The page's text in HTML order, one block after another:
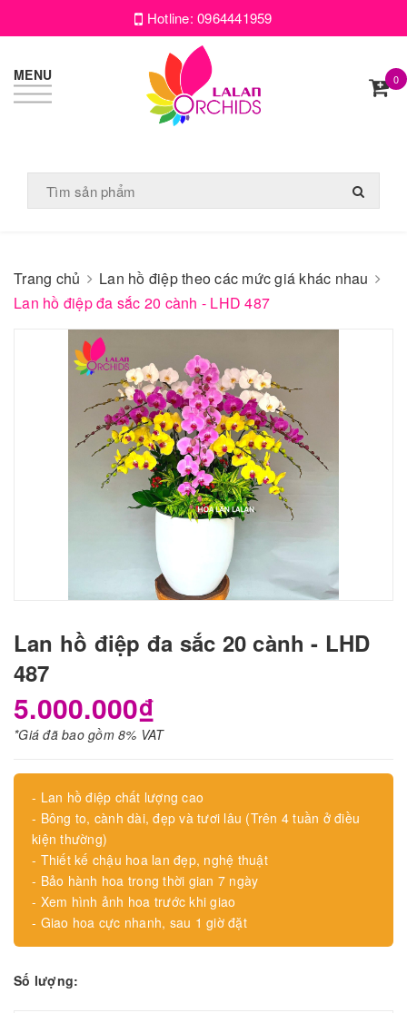
Hotline:0964441959
MENU 0
Trang chủ
Lan hồ điệp theo các mức giá khác nhau
Lan hồ điệp đa sắc 20 cành - LHD 487
Lan hồ điệp đa sắc 20 cành - LHD
487
5.000.000₫
*Giá đã bao gồm 8% VAT
- Lan hồ điệp chất lượng cao
- Bông to, cành dài, đẹp và tươi lâu (Trên 4 tuần ở điều
kiện thường)
- Thiết kế chậu hoa lan đẹp, nghệ thuật
- Bảo hành hoa trong thời gian 7 ngày
- Xem hình ảnh hoa trước khi giao
- Giao hoa cực nhanh, sau 1 giờ đặt
Số lượng: